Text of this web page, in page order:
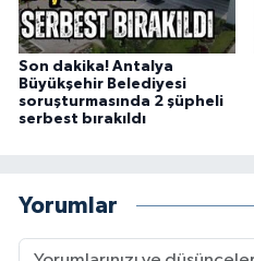
Son dakika! Antalya
Büyükşehir Belediyesi
soruşturmasında 2 şüpheli
serbest bırakıldı
Yorumlar